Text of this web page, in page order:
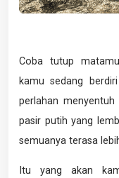
Coba tutup
kamu sedang
perlahan
pasir putih yang
semuanya terasa
Itu yang akan